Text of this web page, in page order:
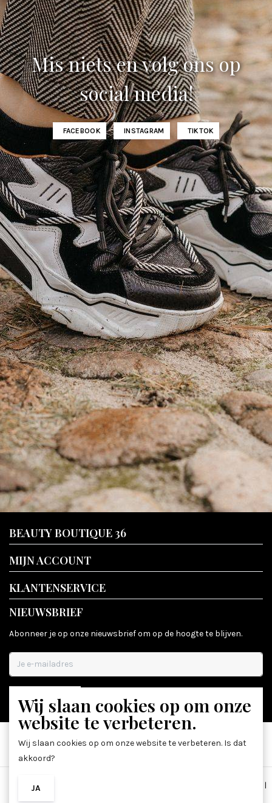
Mis niets en volg ons op
social media!
FACEBOOK INSTAGRAM TIKTOK
BEAUTY BOUTIQUE 36
MIJN ACCOUNT
KLANTENSERVICE
NIEUWSBRIEF
Abonneer je op onze nieuwsbrief om op de hoogte te blijven.
ABONNEER
Algemene voorwaarden
|
Wij slaan cookies op om onze
website te verbeteren.
Wij slaan cookies op om onze website te verbeteren. Is dat
akkoord?
JA